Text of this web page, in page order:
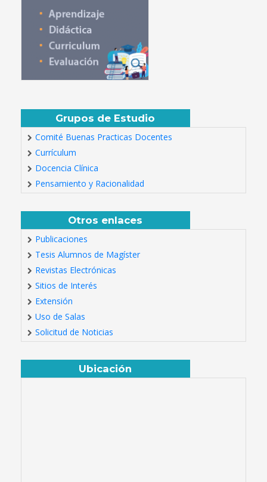
Grupos de Estudio
Comité Buenas Practicas Docentes
Currículum
Docencia Clínica
Pensamiento y Racionalidad
Otros enlaces
Publicaciones
Tesis Alumnos de Magíster
Revistas Electrónicas
Sitios de Interés
Extensión
Uso de Salas
Solicitud de Noticias
Ubicación